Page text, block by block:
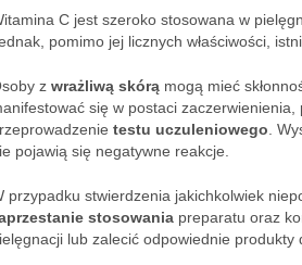
C jest szeroko stosowana w
pomimo jej licznych właściwości,
z wrażliwą skórą mogą mieć
się w postaci
testu uczuleniowego .
pojawią się negatywne reakcje.
przypadku stwierdzenia jakichkolwiek
stosowania preparatu oraz
lub zalecić odpowiednie produkty